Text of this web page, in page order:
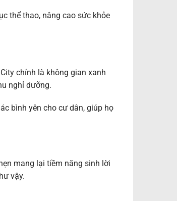
thể thao, nâng cao sức khỏe
chính là không gian xanh
nghỉ dưỡng.
bình yên cho cư dân, giúp họ
mang lại tiềm năng sinh lời
vậy.